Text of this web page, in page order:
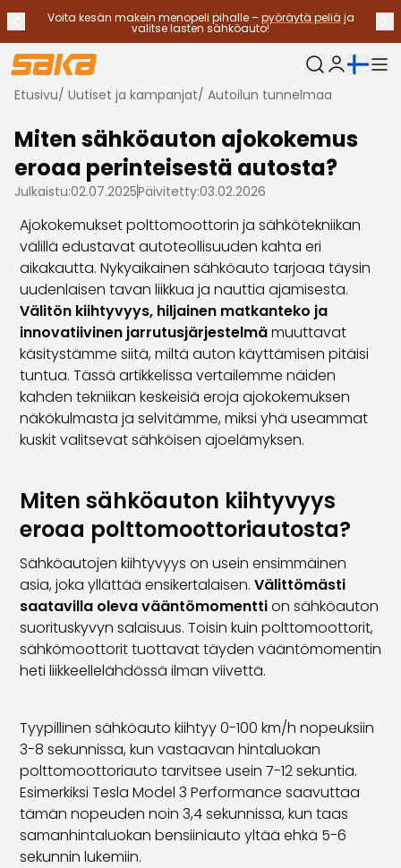
Edellinen ilmoitus
Voita kesän makein menopeli pihalle –pyöräytä peliä ja
valitse lasten sähköauto!
Lopeta ilmoitukset
✕
Oma Saka
Nykyinen
Vaihtoautot
Käyttövoimat
Katso kaikki vaihtoautot
Sähköautot
Hybridiautot
Dieselautot
Kaasuautot
Ota yhteyttä
Usein kysytyt kysymykset
Autotyypit
Maasturit ja katumaasturit
Nelivedot
Premium-autot
Perheautot
Farmariautot
Kaupunkiautot
Pakettiautot
Hyötyajoneuvot
Huutokauppa-autot
Edulliset autot
Saka Select
Automerkit
Audi
BMW
Kia
Mercedes-Benz
Skoda
Tesla
Toyota
Volkswagen
Volvo
Kaikki automerkit
Myy autosi
Etusivu/ Uutiset ja kampanjat/ Autoilun tunnelmaa
Miten sähköauton ajokokemus
eroaa perinteisestä autosta?
Julkaistu:02.07.2025Päivitetty:03.02.2026
Ajokokemukset polttomoottorin ja sähkötekniikan
välillä edustavat autoteollisuuden kahta eri
aikakautta. Nykyaikainen sähköauto tarjoaa täysin
uudenlaisen tavan liikkua ja nauttia ajamisesta.
Välitön kiihtyvyys, hiljainen matkanteko ja
innovatiivinen jarrutusjärjestelmämuuttavat
käsitystämme siitä, miltä auton käyttämisen pitäisi
tuntua. Tässä artikkelissa vertailemme näiden
kahden tekniikan keskeisiä eroja ajokokemuksen
näkökulmasta ja selvitämme, miksi yhä useammat
kuskit valitsevat sähköisen ajoelämyksen.
Miten sähköauton kiihtyvyys
eroaa polttomoottoriautosta?
Sähköautojen kiihtyvyys on usein ensimmäinen
asia, joka yllättää ensikertalaisen. Välittömästi
saatavilla oleva vääntömomenttion sähköauton
suorituskyvyn salaisuus. Toisin kuin polttomoottorit,
sähkömoottorit tuottavat täyden vääntömomentin
heti liikkeellelähdössä ilman viivettä.
Tyypillinen sähköauto kiihtyy 0-100 km/h nopeuksiin
3-8 sekunnissa, kun vastaavan hintaluokan
polttomoottoriauto tarvitsee usein 7-12 sekuntia.
Esimerkiksi Tesla Model 3 Performance saavuttaa
tämän nopeuden noin 3,4 sekunnissa, kun taas
samanhintaluokan bensiiniauto yltää ehkä 5-6
sekunnin lukemiin.